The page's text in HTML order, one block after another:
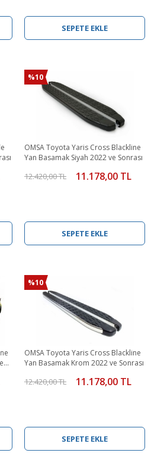
SEPETE EKLE
%10
OMSA Toyota Yaris Cross Blackline
Yan Basamak Siyah 2022 ve Sonrası
12.420,00 TL 11.178,00 TL
SEPETE EKLE
%10
OMSA Toyota Yaris Cross Blackline
Yan Basamak Krom 2022 ve Sonrası
12.420,00 TL 11.178,00 TL
SEPETE EKLE